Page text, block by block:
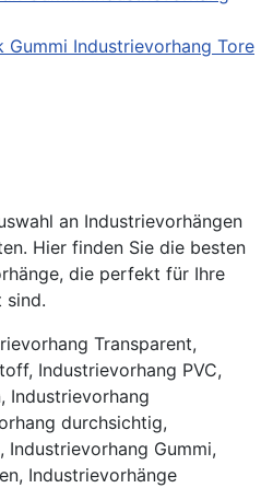
Gummi Industrievorhang Tore
an Industrievorhängen
Hier finden Sie die besten
die perfekt für Ihre
sind.
Transparent,
Industrievorhang PVC,
Industrievorhang
durchsichtig,
Industrievorhang Gummi,
Industrievorhänge